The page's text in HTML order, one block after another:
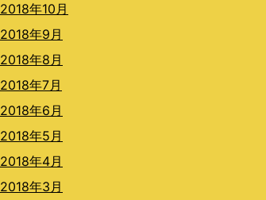
2018年10月
2018年9月
2018年8月
2018年7月
2018年6月
2018年5月
2018年4月
2018年3月